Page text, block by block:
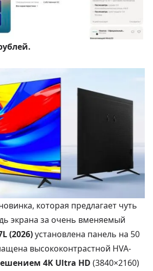
.
которая предлагает чуть
экрана за очень вменяемый
(2026)установлена панель на 50
высококонтрастной HVA-
4K Ultra HD (3840×2160)